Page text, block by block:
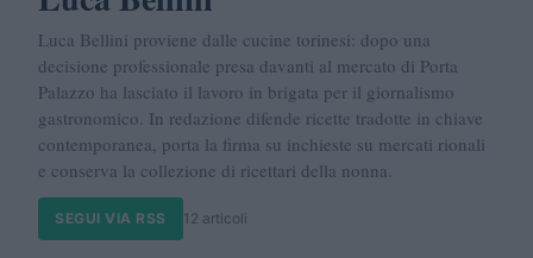
Luca Bellini proviene dalle cucine torinesi: dopo una
decisione professionale presa davanti al mercato di Porta
Palazzo ha lasciato il lavoro in brigata per il giornalismo
gastronomico. In redazione difende ricette tradotte in chiave
contemporanea, porta la firma su inchieste su mercati rionali
e conserva la collezione di ricettari della nonna.
SEGUI VIA RSS 12 articoli